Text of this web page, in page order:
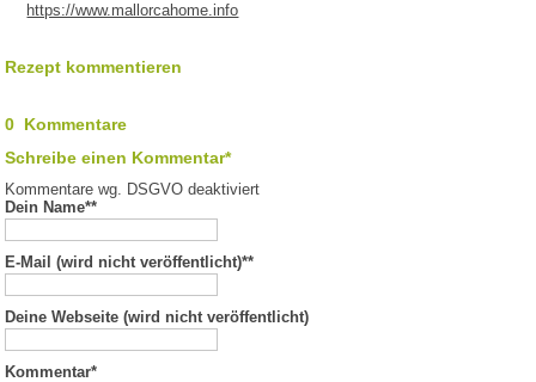
https://www.mallorcahome.info
Rezept kommentieren
0 Kommentare
Schreibe einen Kommentar*
Kommentare wg. DSGVO deaktiviert
Dein Name**
E-Mail (wird nicht veröffentlicht)**
Deine Webseite (wird nicht veröffentlicht)
Kommentar*